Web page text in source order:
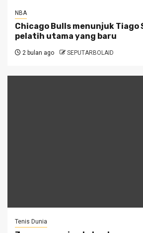
NBA
Chicago Bulls menunjuk
pelatih utama yang baru
2 bulan ago SEPUTARBOLAID
Tenis Dunia